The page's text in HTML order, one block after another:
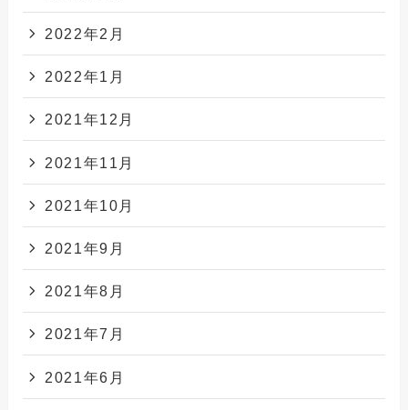
2022年2月
2022年1月
2021年12月
2021年11月
2021年10月
2021年9月
2021年8月
2021年7月
2021年6月